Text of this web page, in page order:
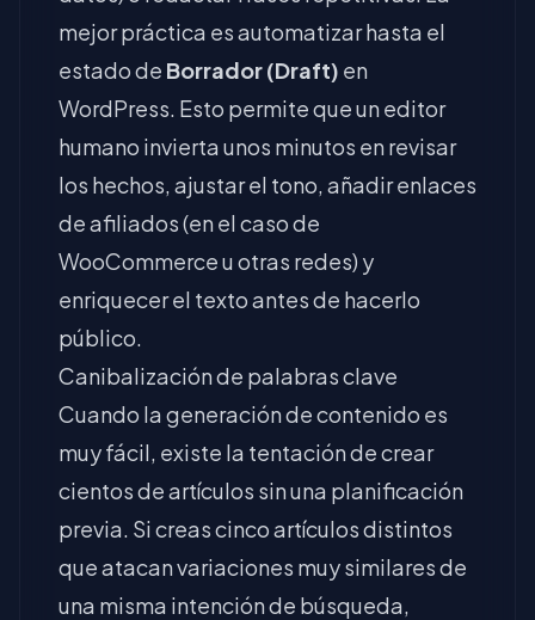
mejor práctica es automatizar hasta el
estado de Borrador (Draft) en
WordPress. Esto permite que un editor
humano invierta unos minutos en revisar
los hechos, ajustar el tono, añadir enlaces
de afiliados (en el caso de
WooCommerce u otras redes) y
enriquecer el texto antes de hacerlo
público.
Canibalización de palabras clave
Cuando la generación de contenido es
muy fácil, existe la tentación de crear
cientos de artículos sin una planificación
previa. Si creas cinco artículos distintos
que atacan variaciones muy similares de
una misma intención de búsqueda,